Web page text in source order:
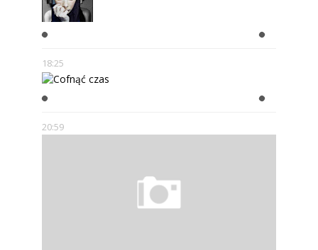
18:25
20:59